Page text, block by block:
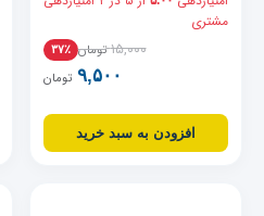
مشتری
۱۵,۰۰۰ تومان ۳۷٪
۹,۵۰۰ تومان
افزودن به سبد خرید